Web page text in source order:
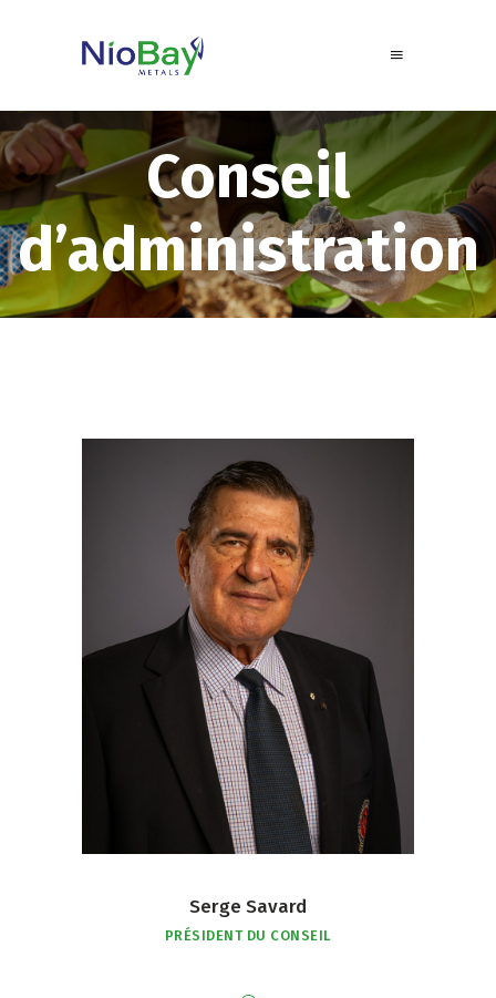
Conseil
d’administration
Serge Savard
PRÉSIDENT DU CONSEIL